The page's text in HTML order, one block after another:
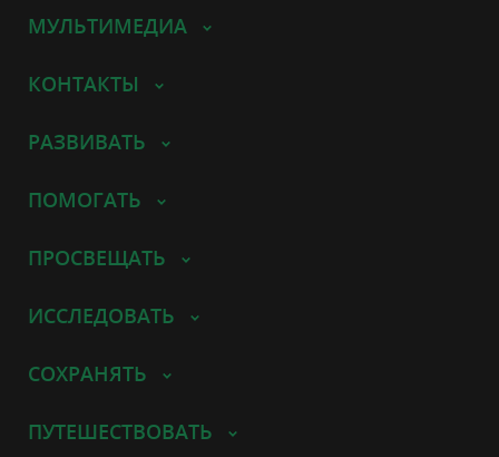
МУЛЬТИМЕДИА
КОНТАКТЫ
РАЗВИВАТЬ
ПОМОГАТЬ
ПРОСВЕЩАТЬ
ИССЛЕДОВАТЬ
СОХРАНЯТЬ
ПУТЕШЕСТВОВАТЬ